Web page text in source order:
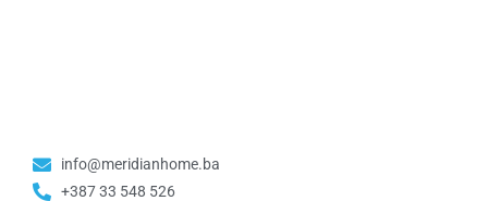
info@meridianhome.ba
+387 33 548 526